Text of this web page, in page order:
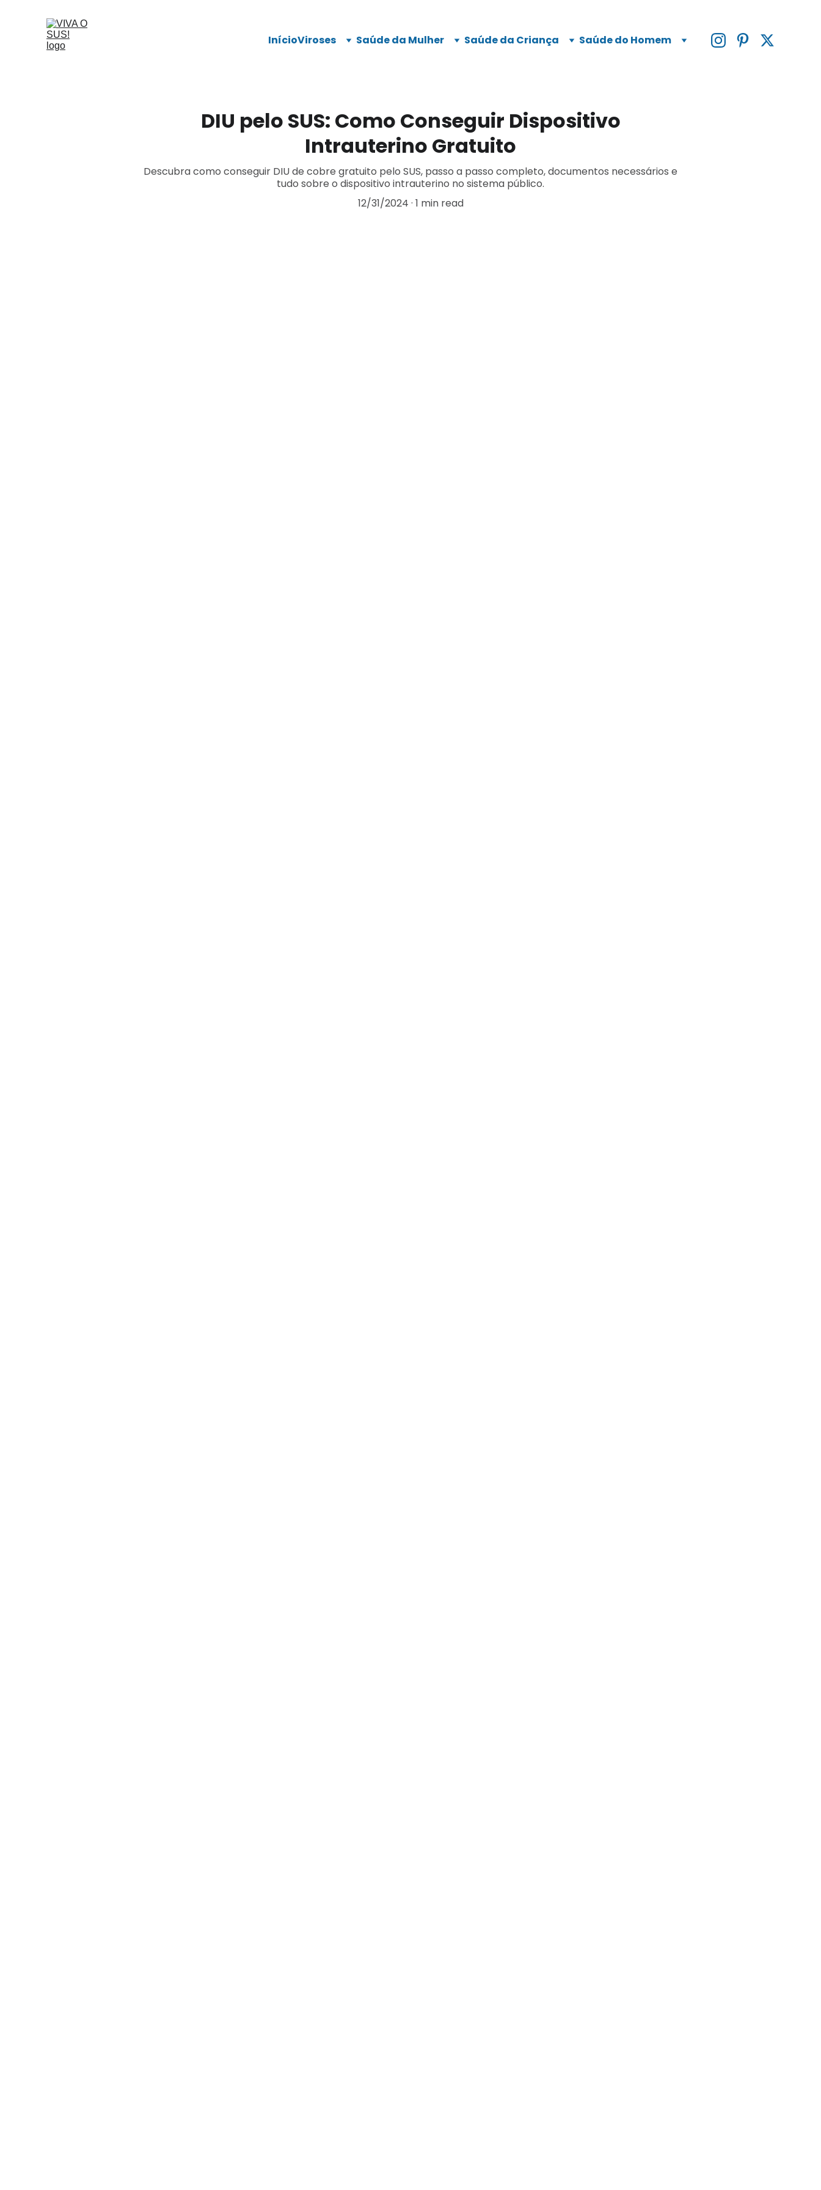
InícioViroses Saúde da Mulher Saúde da Criança Saúde do Homem
DIU pelo SUS: Como Conseguir Dispositivo
Intrauterino Gratuito
Descubra como conseguir DIU de cobre gratuito pelo SUS, passo a passo completo, documentos necessários e
tudo sobre o dispositivo intrauterino no sistema público.
12/31/2024 1 min read